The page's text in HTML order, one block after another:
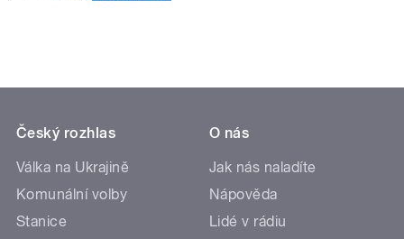
Český rozhlas
Válka na Ukrajině
Komunální volby
Stanice
O nás
Jak nás naladíte
Nápověda
Lidé v rádiu